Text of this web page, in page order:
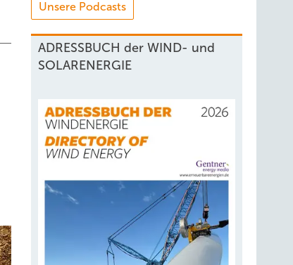
Unsere Podcasts
ADRESSBUCH der WIND- und
SOLARENERGIE